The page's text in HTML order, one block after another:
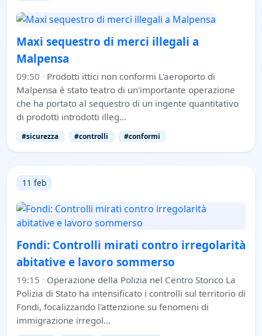
Maxi sequestro di merci illegali a
Malpensa
09:50 · Prodotti ittici non conformi L'aeroporto di
Malpensa è stato teatro di un'importante operazione
che ha portato al sequestro di un ingente quantitativo
di prodotti introdotti illeg…
#sicurezza #controlli #conformi
11 feb
Fondi: Controlli mirati contro irregolarità
abitative e lavoro sommerso
19:15 · Operazione della Polizia nel Centro Storico La
Polizia di Stato ha intensificato i controlli sul territorio di
Fondi, focalizzando l'attenzione su fenomeni di
immigrazione irregol…